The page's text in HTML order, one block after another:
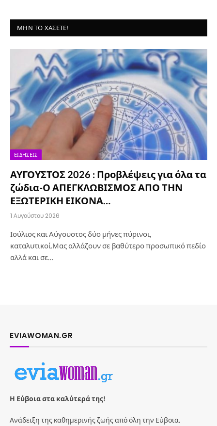
ΜΗΝ ΤΟ ΧΆΣΕΤΕ!
ΕΙΔΉΣΕΙΣ
ΑΥΓΟΥΣΤΟΣ 2026 : Προβλέψεις για όλα τα
ζώδια-Ο ΑΠΕΓΚΛΩΒΙΣΜΟΣ ΑΠΟ ΤΗΝ
ΕΞΩΤΕΡΙΚΗ ΕΙΚΟΝΑ…
1 Αυγούστου 2026
Ιούλιος και Αύγουστος δύο μήνες πύρινοι,
καταλυτικοί.Μας αλλάζουν σε βαθύτερο προσωπικό πεδίο
αλλά και σε…
EVIAWOMAN.GR
Η Εύβοια στα καλύτερά της!
Ανάδειξη της καθημερινής ζωής από όλη την Εύβοια.